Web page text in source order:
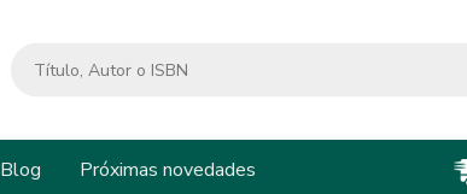
Blog Próximas novedades